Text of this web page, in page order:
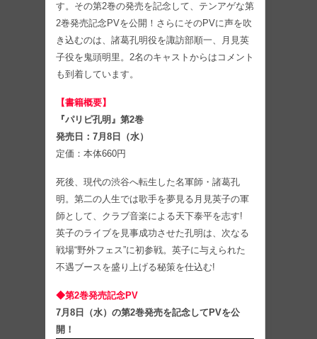
す。その第2巻の発売を記念して、テンアゲな第
2巻発売記念PVを公開！さらにそのPVに声を吹
き込むのは、諸葛孔明役を諏訪部順一、月見英
子役を鬼頭明里。2名のキャストからはコメント
も到着しています。
【書籍概要】
『パリピ孔明』第2巻
発売日：7月8日（水）
定価：本体660円
死後、現代の渋谷へ転生した名軍師・諸葛孔
明。第二の人生では歌手を夢見る月見英子の軍
師として、クラブ音楽による天下泰平を志す!
英子のライブを見事成功させた孔明は、次なる
戦場“野外フェス”に初参戦。英子に与えられた
不遇ブースを盛り上げる秘策を仕込む!
◆第2巻発売記念PV
7月8日（水）の第2巻発売を記念してPVを公
開！